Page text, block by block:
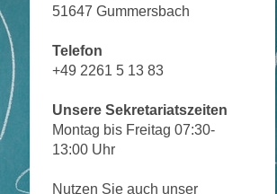
51647 Gummersbach
Telefon
+49 2261 5 13 83
Unsere Sekretariatszeiten
Montag bis Freitag 07:30-
13:00 Uhr
Nutzen Sie auch unser